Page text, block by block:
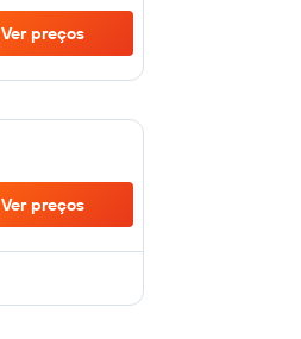
Ver preços
Ver preços